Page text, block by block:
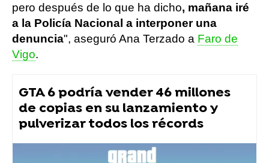
pero después de lo que ha dicho, mañana iré
a la Policía Nacional a interponer una
denuncia", aseguró Ana Terzado a Faro de
Vigo.
GTA 6 podría vender 46 millones
de copias en su lanzamiento y
pulverizar todos los récords